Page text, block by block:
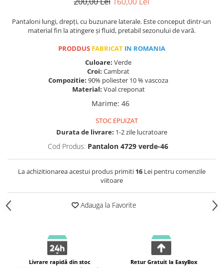
Pantaloni lungi, drepți, cu buzunare laterale. Este conceput dintr-un
material fin la atingere și fluid, pretabil sezonului de vară.
PRODDUS FABRICATIN ROMANIA
Culoare: Verde
Croi: Cambrat
Compozitie: 90% poliester 10 % vascoza
Material: Voal creponat
Marime: 46
STOC EPUIZAT
Durata de livrare: 1-2 zile lucratoare
Cod Produs: Pantalon 4729 verde-46
La achizitionarea acestui produs primiti 16Lei pentru comenzile
viitoare
Adauga la Favorite
Livrare rapidă din stoc Retur Gratuit la EasyBox